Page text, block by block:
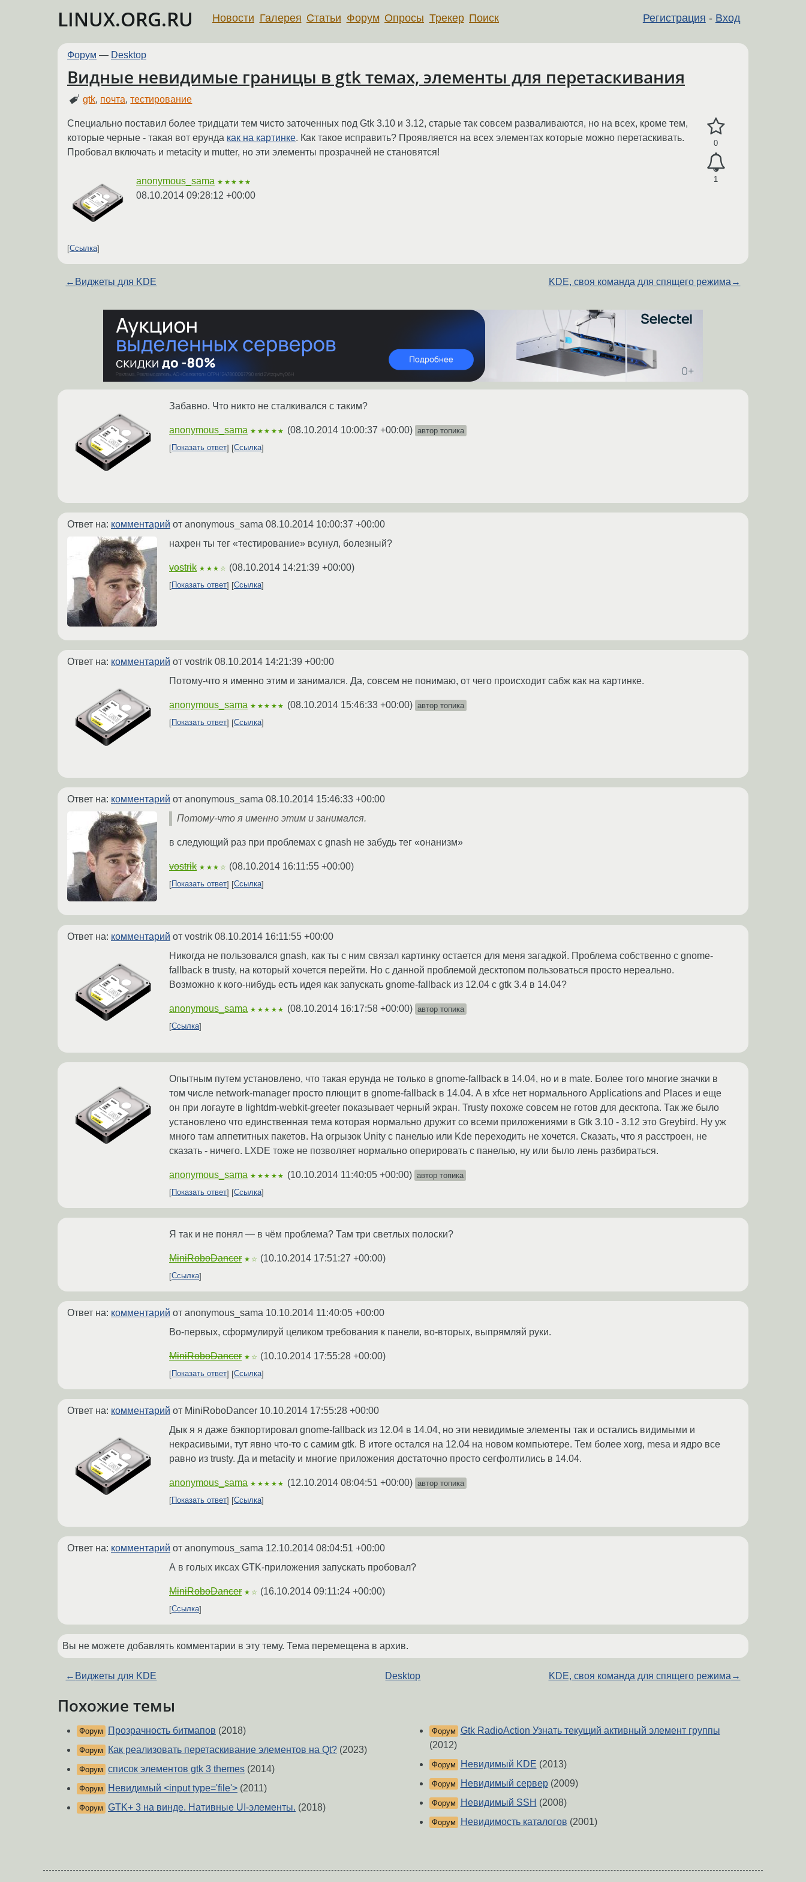
LINUX.ORG.RU Регистрация - Вход
Новости Галерея Статьи Форум Опросы Трекер Поиск
Форум — Desktop
Видные невидимые границы в gtk темах, элементы для перетаскивания
gtk, почта,тестирование
0
1
Специально поставил более тридцати тем чисто заточенных под Gtk 3.10 и 3.12, старые так совсем разваливаются, но на всех, кроме тем,
которые черные - такая вот ерунда как на картинке. Как такое исправить? Проявляется на всех элементах которые можно перетаскивать.
Пробовал включать и metacity и mutter, но эти элементы прозрачней не становятся!
anonymous_sama ★★★★★
08.10.2014 09:28:12 +00:00
Ссылка
← Виджеты для KDE KDE, своя команда для спящего режима →
Забавно. Что никто не сталкивался с таким?
anonymous_sama ★★★★★ (08.10.2014 10:00:37 +00:00) автор топика
Показать ответ
Ссылка
Ответ на: комментарий от anonymous_sama 08.10.2014 10:00:37 +00:00
нахрен ты тег «тестирование» всунул, болезный?
vostrik ★★★☆ (08.10.2014 14:21:39 +00:00)
Показать ответ Ссылка
Ответ на: комментарий от vostrik 08.10.2014 14:21:39 +00:00
Потому-что я именно этим и занимался. Да, совсем не понимаю, от чего происходит сабж как на картинке.
anonymous_sama ★★★★★ (08.10.2014 15:46:33 +00:00) автор топика
Показать ответ
Ссылка
Ответ на: комментарий от anonymous_sama 08.10.2014 15:46:33 +00:00
Потому-что я именно этим и занимался.
в следующий раз при проблемах с gnash не забудь тег «онанизм»
vostrik ★★★☆ (08.10.2014 16:11:55 +00:00)
Показать ответ Ссылка
Ответ на: комментарий от vostrik 08.10.2014 16:11:55 +00:00
Никогда не пользовался gnash, как ты с ним связал картинку остается для меня загадкой. Проблема собственно с gnome-
fallback в trusty, на который хочется перейти. Но с данной проблемой десктопом пользоваться просто нереально.
Возможно к кого-нибудь есть идея как запускать gnome-fallback из 12.04 с gtk 3.4 в 14.04?
anonymous_sama ★★★★★ (08.10.2014 16:17:58 +00:00) автор топика
Ссылка
Опытным путем установлено, что такая ерунда не только в gnome-fallback в 14.04, но и в mate. Более того многие значки в
том числе network-manager просто плющит в gnome-fallback в 14.04. А в xfce нет нормального Applications and Places и еще
он при логауте в lightdm-webkit-greeter показывает черный экран. Trusty похоже совсем не готов для десктопа. Так же было
установлено что единственная тема которая нормально дружит со всеми приложениями в Gtk 3.10 - 3.12 это Greybird. Ну уж
много там аппетитных пакетов. На огрызок Unity с панелью или Kde переходить не хочется. Сказать, что я расстроен, не
сказать - ничего. LXDE тоже не позволяет нормально оперировать с панелью, ну или было лень разбираться.
anonymous_sama ★★★★★ (10.10.2014 11:40:05 +00:00) автор топика
Показать ответ
Ссылка
Я так и не понял — в чём проблема? Там три светлых полоски?
MiniRoboDancer ★☆ (10.10.2014 17:51:27 +00:00)
Ссылка
Ответ на: комментарий от anonymous_sama 10.10.2014 11:40:05 +00:00
Во-первых, сформулируй целиком требования к панели, во-вторых, выпрямляй руки.
MiniRoboDancer ★☆ (10.10.2014 17:55:28 +00:00)
Показать ответ Ссылка
Ответ на: комментарий от MiniRoboDancer 10.10.2014 17:55:28 +00:00
Дык я я даже бэкпортировал gnome-fallback из 12.04 в 14.04, но эти невидимые элементы так и остались видимыми и
некрасивыми, тут явно что-то с самим gtk. В итоге остался на 12.04 на новом компьютере. Тем более xorg, mesa и ядро все
равно из trusty. Да и metacity и многие приложения достаточно просто сегфолтились в 14.04.
anonymous_sama ★★★★★ (12.10.2014 08:04:51 +00:00) автор топика
Показать ответ
Ссылка
Ответ на: комментарий от anonymous_sama 12.10.2014 08:04:51 +00:00
А в голых иксах GTK-приложения запускать пробовал?
MiniRoboDancer ★☆ (16.10.2014 09:11:24 +00:00)
Ссылка
Вы не можете добавлять комментарии в эту тему. Тема перемещена в архив.
← Виджеты для KDE Desktop KDE, своя команда для спящего режима →
Похожие темы
Форум Прозрачность битмапов (2018)
Форум Как реализовать перетаскивание элементов на Qt? (2023)
Форум список элементов gtk 3 themes (2014)
Форум Невидимый <input type='file'> (2011)
Форум GTK+ 3 на винде. Нативные UI-элементы. (2018)
Форум Gtk RadioAction Узнать текущий активный элемент группы
(2012)
Форум Невидимый KDE (2013)
Форум Невидимый сервер(2009)
Форум Невидимый SSH (2008)
Форум Невидимость каталогов (2001)